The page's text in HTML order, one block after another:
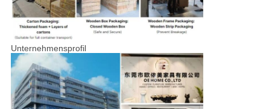
Unternehmensprofil